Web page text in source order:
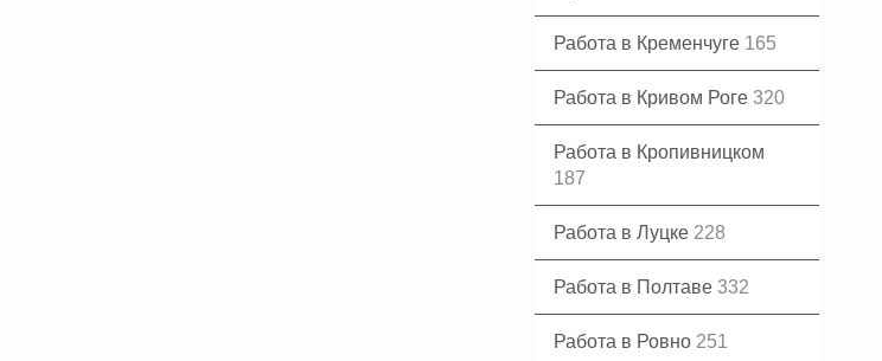
Работа в Кременчуге 165
Работа в Кривом Роге 320
Работа в Кропивницком
187
Работа в Луцке 228
Работа в Полтаве 332
Работа в Ровно 251